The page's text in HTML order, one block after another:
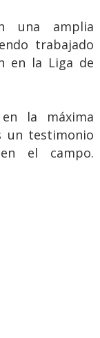
una amplia
trabajado
en la Liga de
la máxima
un testimonio
el campo.